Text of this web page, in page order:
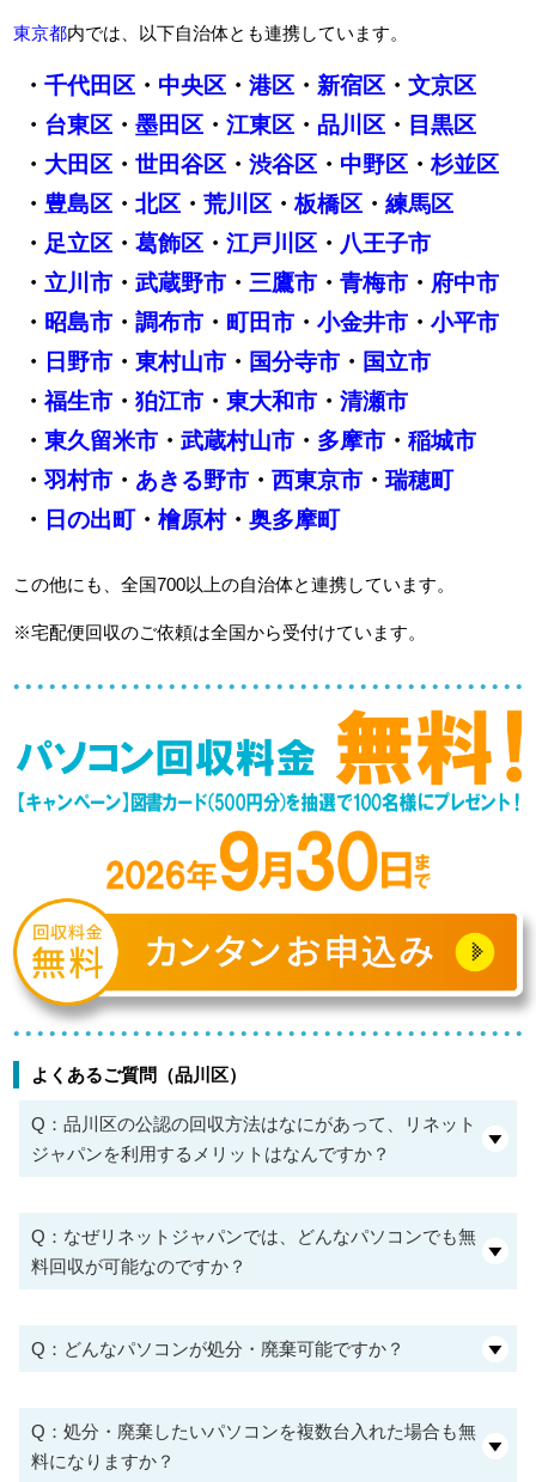
東京都内では、以下自治体とも連携しています。
・ 千代田区・ 中央区・ 港区・ 新宿区・ 文京区
・ 台東区・ 墨田区・ 江東区・ 品川区・ 目黒区
・ 大田区・ 世田谷区・ 渋谷区・ 中野区・杉並区
・ 豊島区・ 北区・ 荒川区・板橋区・ 練馬区
・ 足立区・ 葛飾区・ 江戸川区・ 八王子市
・ 立川市・ 武蔵野市・ 三鷹市・ 青梅市・ 府中市
・ 昭島市・ 調布市・ 町田市・ 小金井市・ 小平市
・ 日野市・ 東村山市・ 国分寺市・ 国立市
・福生市・ 狛江市・ 東大和市・ 清瀬市
・ 東久留米市・ 武蔵村山市・ 多摩市・ 稲城市
・羽村市・ あきる野市・ 西東京市・瑞穂町
・ 日の出町・ 檜原村・ 奥多摩町
この他にも、全国700以上の自治体と連携しています。
※宅配便回収のご依頼は全国から受付けています。
よくあるご質問（品川区）
Q：品川区の公認の回収方法はなにがあって、リネット
ジャパンを利用するメリットはなんですか？
Q：なぜリネットジャパンでは、どんなパソコンでも無
料回収が可能なのですか？
Q：どんなパソコンが処分・廃棄可能ですか？
Q：処分・廃棄したいパソコンを複数台入れた場合も無
料になりますか？